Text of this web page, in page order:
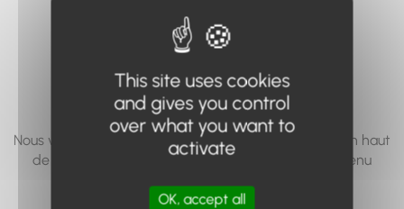
accéder n'existe
pas... ou plus.
Nous vous invitons à utiliser le moteur de recherche en haut
de page, ou à utiliser le menu pour trouver le contenu
This site uses cookies
and gives you control
over what you want to
activate
OK, accept all